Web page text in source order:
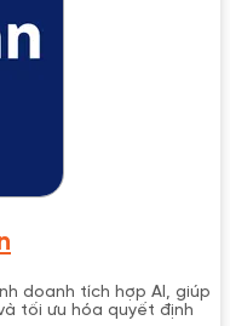
doanh tích hợp AI, giúp
tối ưu hóa quyết định